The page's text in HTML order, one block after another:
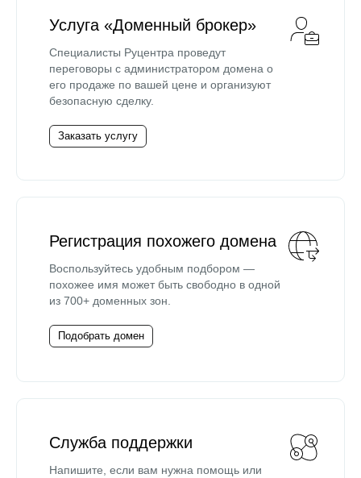
Услуга «Доменный брокер»
Специалисты Руцентра проведут
переговоры с администратором домена о
его продаже по вашей цене и организуют
безопасную сделку.
Заказать услугу
Регистрация похожего домена
Воспользуйтесь удобным подбором —
похожее имя может быть свободно в одной
из 700+ доменных зон.
Подобрать домен
Служба поддержки
Напишите, если вам нужна помощь или